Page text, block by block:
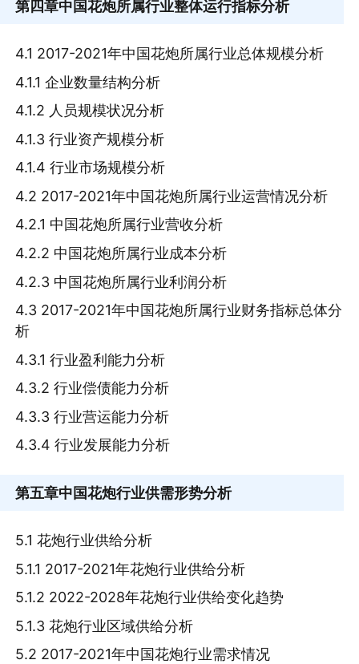
第四章中国花炮所属行业整体运行指标分析
4.1 2017-2021年中国花炮所属行业总体规模分析
4.1.1 企业数量结构分析
4.1.2 人员规模状况分析
4.1.3 行业资产规模分析
4.1.4 行业市场规模分析
4.2 2017-2021年中国花炮所属行业运营情况分析
4.2.1 中国花炮所属行业营收分析
4.2.2 中国花炮所属行业成本分析
4.2.3 中国花炮所属行业利润分析
4.3 2017-2021年中国花炮所属行业财务指标总体分
析
4.3.1 行业盈利能力分析
4.3.2 行业偿债能力分析
4.3.3 行业营运能力分析
4.3.4 行业发展能力分析
第五章中国花炮行业供需形势分析
5.1 花炮行业供给分析
5.1.1 2017-2021年花炮行业供给分析
5.1.2 2022-2028年花炮行业供给变化趋势
5.1.3 花炮行业区域供给分析
5.2 2017-2021年中国花炮行业需求情况